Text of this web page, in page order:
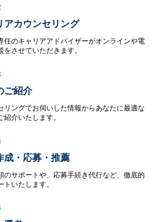
アカウンセリング
任のキャリアアドバイザーがオンラインや電
をさせていただきます。
ご紹介
リングでお伺いした情報からあなたに最適な
紹介いたします。
成・応募・推薦
のサポートや、応募手続き代行など、徹底的
トいたします。